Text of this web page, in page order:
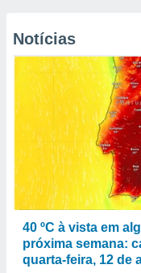
Notícias
40 ºC à vista em
próxima semana:
quarta-feira, 12 de